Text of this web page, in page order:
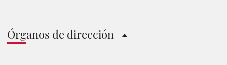
Órganos de dirección